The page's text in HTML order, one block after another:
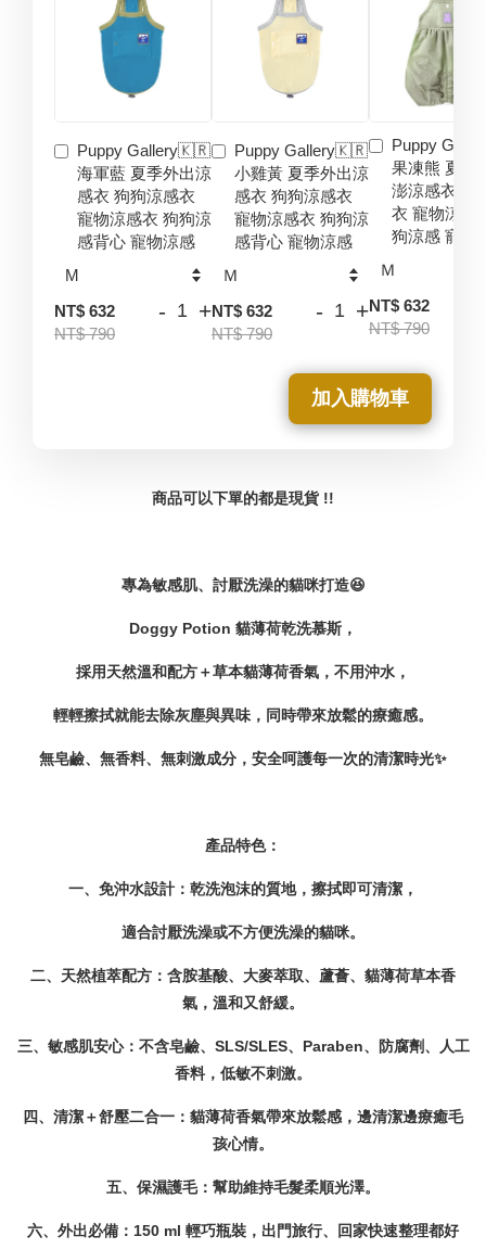
Puppy Gallery🇰🇷
海軍藍 夏季外出涼
感衣 狗狗涼感衣
寵物涼感衣 狗狗涼
感背心 寵物涼感
NT$ 632
NT$ 790
- +
Puppy Gallery🇰🇷
小雞黃 夏季外出涼
感衣 狗狗涼感衣
寵物涼感衣 狗狗涼
感背心 寵物涼感
NT$ 632
NT$ 790
- +
Puppy
果凍熊 夏季
澎涼感衣 狗
衣 寵物涼感
狗涼感 寵物
NT$ 632
NT$ 790
加入購物車
商品可以下單的都是現貨 !!
專為敏感肌、討厭洗澡的貓咪打造😆
Doggy Potion 貓薄荷乾洗慕斯，
採用天然溫和配方＋草本貓薄荷香氣，不用沖水，
輕輕擦拭就能去除灰塵與異味，同時帶來放鬆的療癒感。
無皂鹼、無香料、無刺激成分，安全呵護每一次的清潔時光✨
產品特色：
一、免沖水設計： 乾洗泡沫的質地，擦拭即可清潔，
適合討厭洗澡或不方便洗澡的貓咪。
二、天然植萃配方： 含胺基酸、大麥萃取、蘆薈、貓薄荷草本香
氣，溫和又舒緩。
三、敏感肌安心： 不含皂鹼、SLS/SLES、Paraben、防腐劑、人工
香料，低敏不刺激。
四、清潔＋舒壓二合一： 貓薄荷香氣帶來放鬆感，邊清潔邊療癒毛
孩心情。
五、保濕護毛： 幫助維持毛髮柔順光澤。
六、外出必備： 150 ml 輕巧瓶裝，出門旅行、回家快速整理都好